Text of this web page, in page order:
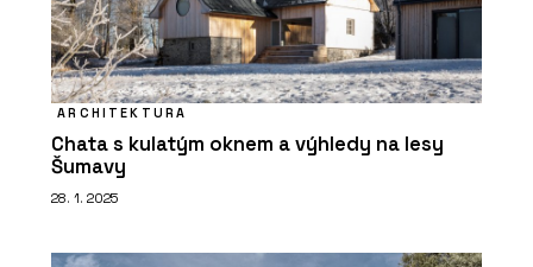
Série dlaždic RAVE - RAKO
ARCHITEKTURA
Chata s kulatým oknem a výhledy na lesy
Šumavy
28. 1. 2025